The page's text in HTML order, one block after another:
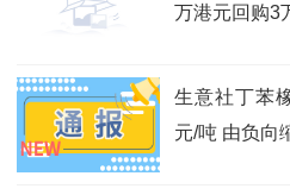
万港元回购3
生意社丁苯
元/吨 由负向